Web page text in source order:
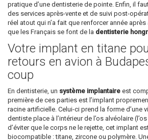
pratique d’une dentisterie de pointe. Enfin, il
des services après-vente et de suivi post-
réel atout qui n’a fait que renforcer année
que les Français se font de la dentisterie
Votre implant en titane
retours en avion à
coup
En dentisterie, un système implantaire est
première de ces parties est l’implant
racine artificielle. Celui-ci prend la forme d’une
dentiste place à l’intérieur de l’os alvéolaire
d’éviter que le corps ne le rejette, cet implant
biocompatible : titane, zircone ou polymère.